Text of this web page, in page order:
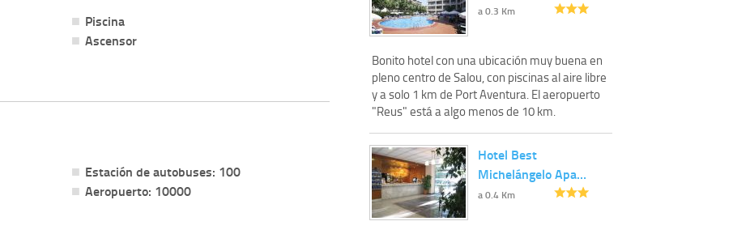
Piscina
Ascensor
Estación de autobuses: 100
Aeropuerto: 10000
a 0.3 Km
Bonito hotel con una ubicación muy buena en
pleno centro de Salou, con piscinas al aire libre
y a solo 1 km de Port Aventura. El aeropuerto
"Reus" está a algo menos de 10 km.
Hotel Best
Michelángelo Apa…
a 0.4 Km